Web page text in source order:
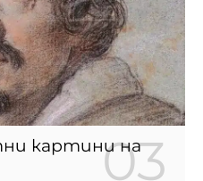
картини на